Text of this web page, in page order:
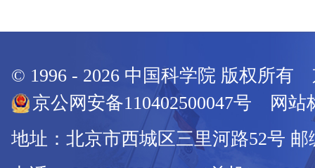
© 1996 - 2026 中国科学院 版权所有
京公网安备110402500047号 网站
地址：北京市西城区三里河路52号 邮